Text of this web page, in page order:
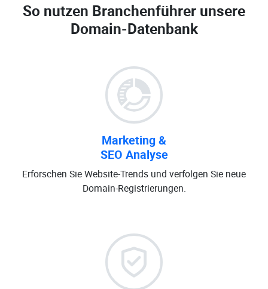
So nutzen Branchenführer unsere
Domain-Datenbank
Marketing &
SEO Analyse
Erforschen Sie Website-Trends und verfolgen Sie neue
Domain-Registrierungen.